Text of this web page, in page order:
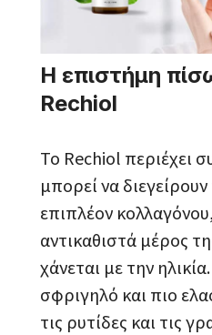
Η επιστήμη
Rechiol
Το Rechiol περιέχει
μπορεί να
επιπλέον
αντικαθιστά μέρος
χάνεται με την
σφριγηλό και πιο
τις ρυτίδες και τις